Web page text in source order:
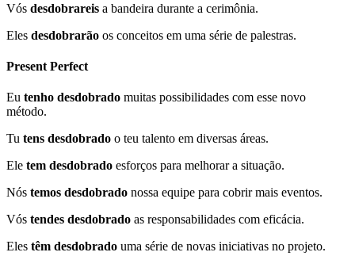
Vós desdobrareis a bandeira durante a cerimônia.
Eles desdobrarão os conceitos em uma série de palestras.
Present Perfect
Eu tenho desdobrado muitas possibilidades com esse novo
método.
Tu tens desdobrado o teu talento em diversas áreas.
Ele tem desdobrado esforços para melhorar a situação.
Nós temos desdobrado nossa equipe para cobrir mais eventos.
Vós tendes desdobrado as responsabilidades com eficácia.
Eles têm desdobrado uma série de novas iniciativas no projeto.